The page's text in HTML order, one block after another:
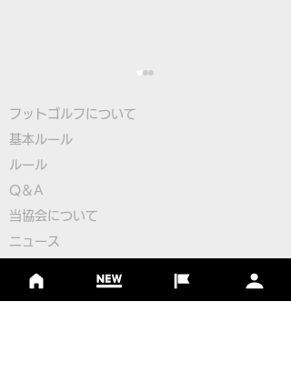
本物のサッカーボールを
ームアプリ
フットゴルフについて
基本ルール
ルール
Q＆A
​当協会について
​ニュース
シーズンランキング